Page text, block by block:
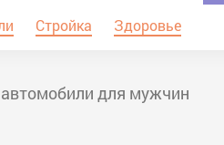
Стройка Здоровье
для мужчин